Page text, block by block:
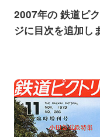
2007年の 鉄道ピ
ジに目次を追加し